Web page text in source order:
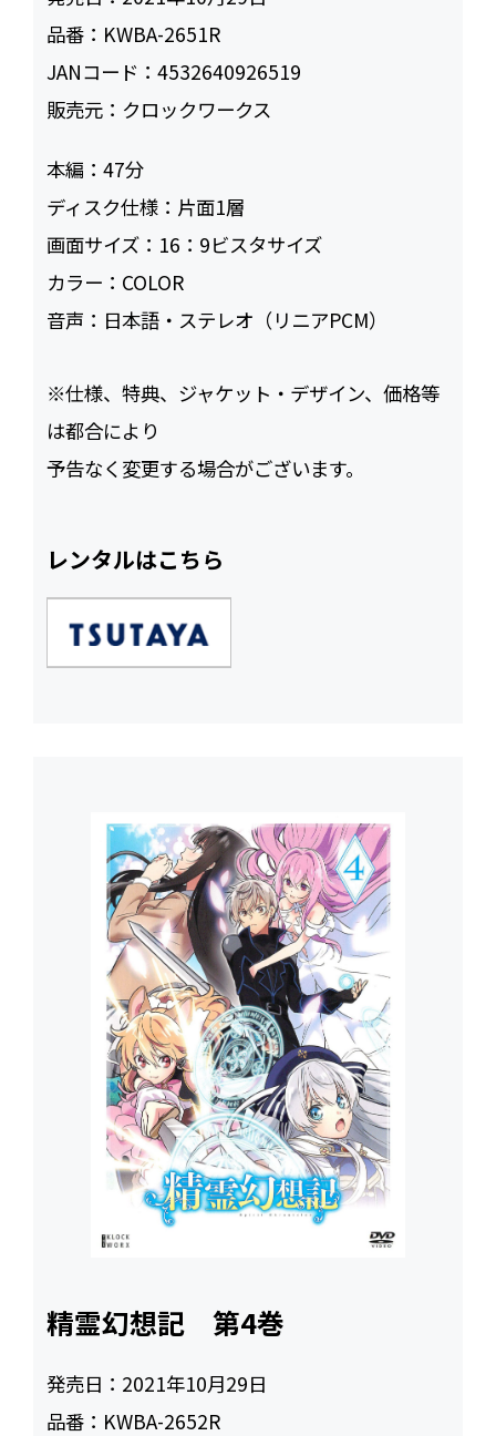
品番： KWBA-2651R
JANコード：4532640926519
販売元： クロックワークス
本編：47
ディスク仕様： 片面1層
画面サイズ： 16：9ビスタサイズ
カラー： COLOR
音声： 日本語・ステレオ（リニアPCM）
※仕様、特典、ジャケット・デザイン、価格等
は都合により
予告なく変更する場合がございます。
レンタルはこちら
精霊幻想記 第4巻
発売日： 2021年10月29日
品番： KWBA-2652R